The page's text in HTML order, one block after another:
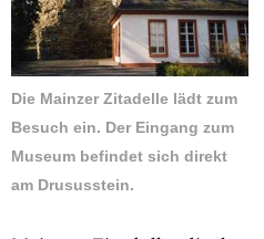
Die Mainzer Zitadelle lädt zum
Besuch ein. Der Eingang zum
Museum befindet sich direkt
am Drususstein.